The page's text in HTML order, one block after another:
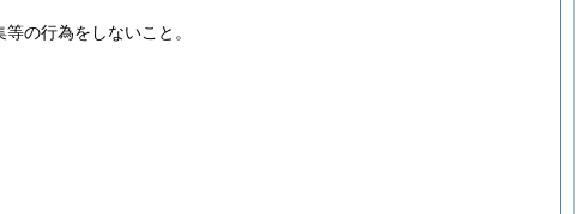
の行為をしないこと。